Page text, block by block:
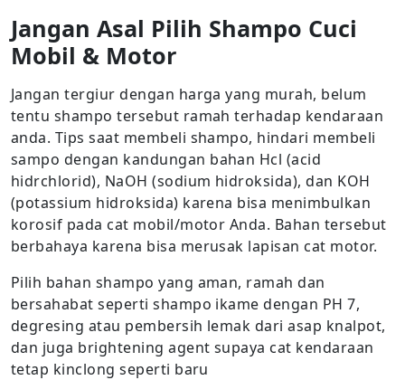
Jangan Asal Pilih Shampo Cuci
Mobil & Motor
Jangan tergiur dengan harga yang murah, belum
tentu shampo tersebut ramah terhadap kendaraan
anda. Tips saat membeli shampo, hindari membeli
sampo dengan kandungan bahan Hcl (acid
hidrchlorid), NaOH (sodium hidroksida), dan KOH
(potassium hidroksida) karena bisa menimbulkan
korosif pada cat mobil/motor Anda. Bahan tersebut
berbahaya karena bisa merusak lapisan cat motor.
Pilih bahan shampo yang aman, ramah dan
bersahabat seperti shampo ikame dengan PH 7,
degresing atau pembersih lemak dari asap knalpot,
dan juga brightening agent supaya cat kendaraan
tetap kinclong seperti baru